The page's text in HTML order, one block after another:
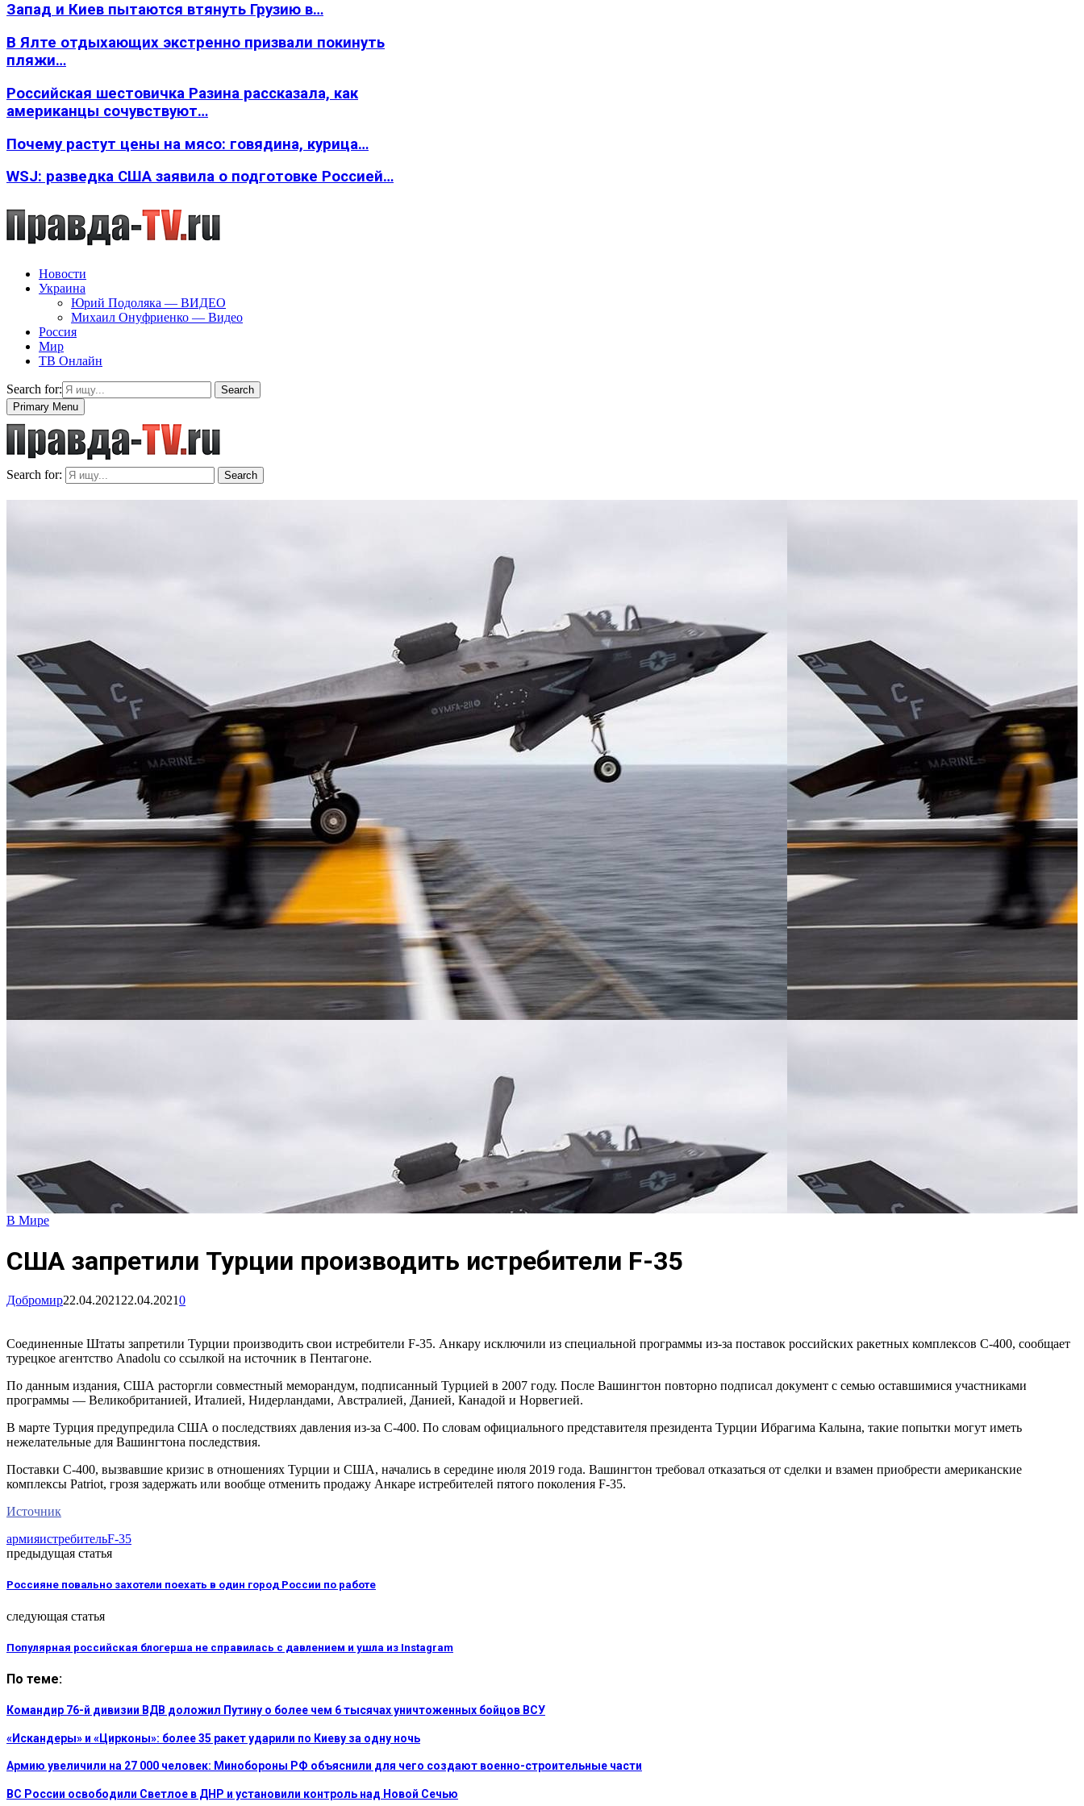
Запад и Киев пытаются втянуть Грузию в…
В Ялте отдыхающих экстренно призвали покинуть
пляжи…
Российская шестовичка Разина рассказала, как
американцы сочувствуют…
Почему растут цены на мясо: говядина, курица…
WSJ: разведка США заявила о подготовке Россией…
Новости
Украина
Юрий Подоляка — ВИДЕО
Михаил Онуфриенко — Видео
Россия
Мир
ТВ Онлайн
Search for:
Search
Primary Menu
Search for: Search
В Мире
США запретили Турции производить истребители F-35
Добромир22.04.2021 22.04.20210
Соединенные Штаты запретили Турции производить свои истребители F-35. Анкару исключили из специальной программы из-за поставок российских ракетных комплексов С-400, сообщает
турецкое агентство Anadolu со ссылкой на источник в Пентагоне.
По данным издания, США расторгли совместный меморандум, подписанный Турцией в 2007 году. После Вашингтон повторно подписал документ с семью оставшимися участниками
программы — Великобританией, Италией, Нидерландами, Австралией, Данией, Канадой и Норвегией.
В марте Турция предупредила США о последствиях давления из-за С-400. По словам официального представителя президента Турции Ибрагима Калына, такие попытки могут иметь
нежелательные для Вашингтона последствия.
Поставки С-400, вызвавшие кризис в отношениях Турции и США, начались в середине июля 2019 года. Вашингтон требовал отказаться от сделки и взамен приобрести американские
комплексы Patriot, грозя задержать или вообще отменить продажу Анкаре истребителей пятого поколения F-35.
Источник
армияистребительF-35
предыдущая статья
Россияне повально захотели поехать в один город России по работе
следующая статья
Популярная российская блогерша не справилась с давлением и ушла из Instagram
По теме:
Командир 76-й дивизии ВДВ доложил Путину о более чем 6 тысячах уничтоженных бойцов ВСУ
«Искандеры» и «Цирконы»: более 35 ракет ударили по Киеву за одну ночь
Армию увеличили на 27 000 человек: Минобороны РФ объяснили для чего создают военно-строительные части
ВС России освободили Светлое в ДНР и установили контроль над Новой Сечью